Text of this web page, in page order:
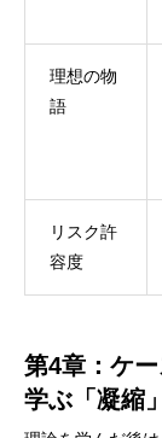
理想の物
語
リスク許
容度
第4章：ケ
学ぶ「凝縮